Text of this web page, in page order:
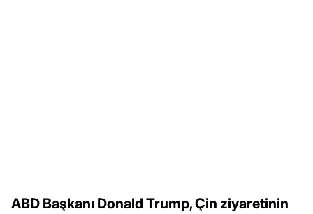
ABD Başkanı Donald Trump, Çin ziyaretinin